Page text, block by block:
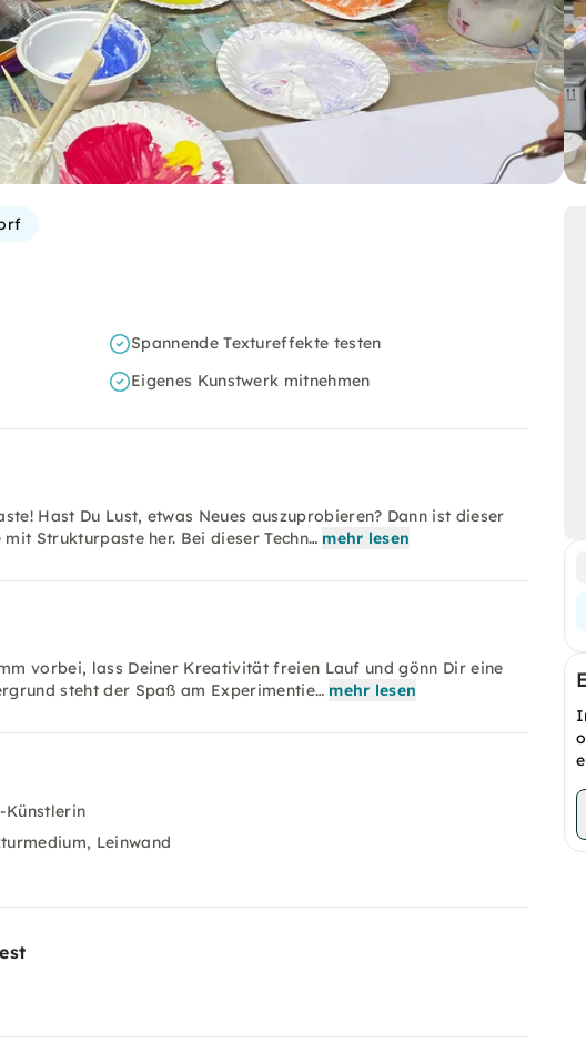
Spannende Textureffekte testen
Eigenes Kunstwerk mitnehmen
Hast Du Lust, etwas Neues auszuprobieren? Dann ist dieser
Strukturpaste her. Bei dieser Techn… mehr lesen
vorbei, lass Deiner Kreativität freien Lauf und gönn Dir eine
steht der Spaß am Experimentie… mehr lesen
Künstlerin
Leinwand